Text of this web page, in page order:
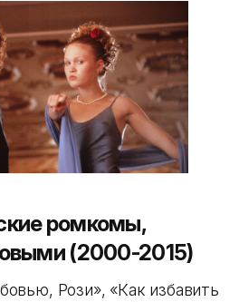
ромкомы,
(2000-2015)
Рози», «Как избавить